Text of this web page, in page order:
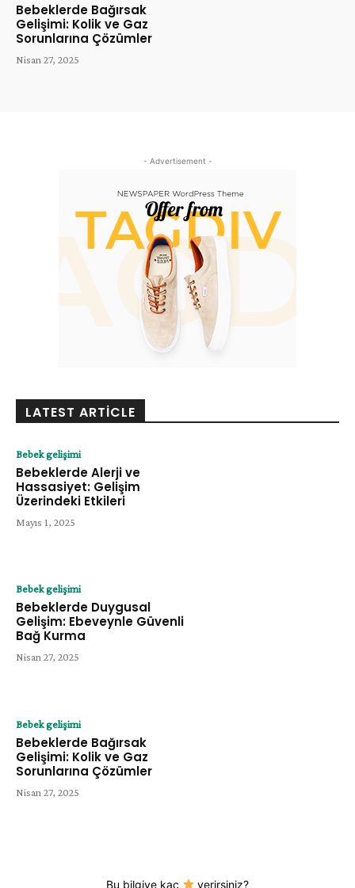
Bebeklerde Bağırsak
Gelişimi: Kolik ve Gaz
Sorunlarına Çözümler
Nisan 27, 2025
- Advertisement -
LATEST ARTICLE
Bebek gelişimi
Bebeklerde Alerji ve
Hassasiyet: Gelişim
Üzerindeki Etkileri
Mayıs 1, 2025
Bebek gelişimi
Bebeklerde Duygusal
Gelişim: Ebeveynle Güvenli
Bağ Kurma
Nisan 27, 2025
Bebek gelişimi
Bebeklerde Bağırsak
Gelişimi: Kolik ve Gaz
Sorunlarına Çözümler
Nisan 27, 2025
Bu bilgiye kaç
verirsiniz?